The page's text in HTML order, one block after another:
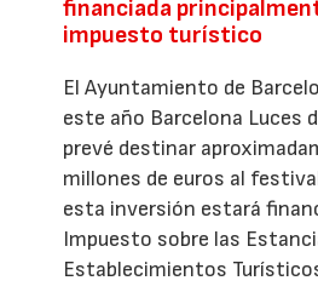
financiada
impuesto turístico
El Ayuntamiento de
este año Barcelona Luces
prevé destinar
millones de euros al
esta inversión estará
Impuesto sobre las
Establecimientos